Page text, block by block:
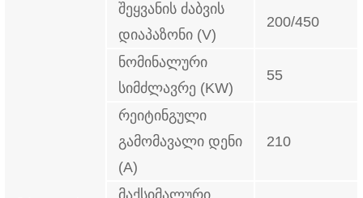
შეყვანის ძაბვის
დიაპაზონი (V)
200/450
ნომინალური
სიმძლავრე (KW)
55
რეიტინგული
გამომავალი დენი
(A)
210